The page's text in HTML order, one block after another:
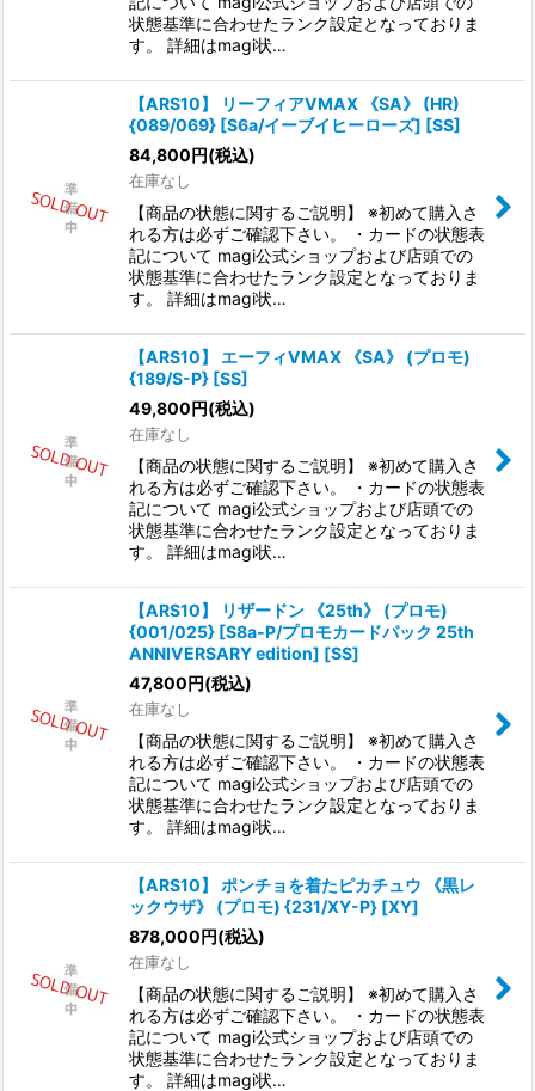
状態基準に合わせたランク設定となっておりま
す。 詳細はmagi状…
【ARS10】 リーフィアVMAX 《SA》 (HR)
{089/069} [S6a/イーブイヒーローズ] [SS]
84,800円(税込)
在庫なし
【商品の状態に関するご説明】 ※初めて購入さ
れる方は必ずご確認下さい。 ・カードの状態表
記について magi公式ショップおよび店頭での
状態基準に合わせたランク設定となっておりま
す。 詳細はmagi状…
【ARS10】 エーフィVMAX 《SA》 (プロモ)
{189/S-P} [SS]
49,800円(税込)
在庫なし
【商品の状態に関するご説明】 ※初めて購入さ
れる方は必ずご確認下さい。 ・カードの状態表
記について magi公式ショップおよび店頭での
状態基準に合わせたランク設定となっておりま
す。 詳細はmagi状…
【ARS10】 リザードン 《25th》 (プロモ)
{001/025} [S8a-P/プロモカードパック 25th
ANNIVERSARY edition] [SS]
47,800円(税込)
在庫なし
【商品の状態に関するご説明】 ※初めて購入さ
れる方は必ずご確認下さい。 ・カードの状態表
記について magi公式ショップおよび店頭での
状態基準に合わせたランク設定となっておりま
す。 詳細はmagi状…
【ARS10】 ポンチョを着たピカチュウ 《黒レ
ックウザ》 (プロモ) {231/XY-P} [XY]
878,000円(税込)
在庫なし
【商品の状態に関するご説明】 ※初めて購入さ
れる方は必ずご確認下さい。 ・カードの状態表
記について magi公式ショップおよび店頭での
状態基準に合わせたランク設定となっておりま
す。 詳細はmagi状…